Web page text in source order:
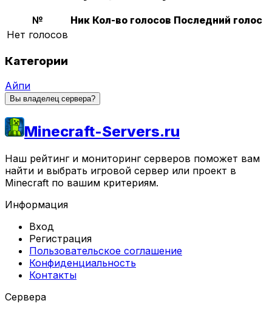
№ Ник Кол-во голосов Последний голос
Нет голосов
Категории
Айпи
Вы владелец сервера?
Minecraft-Servers.ru
Наш рейтинг и мониторинг серверов поможет вам
найти и выбрать игровой сервер или проект в
Minecraft по вашим критериям.
Информация
Вход
Регистрация
Пользовательское соглашение
Конфиденциальность
Контакты
Сервера